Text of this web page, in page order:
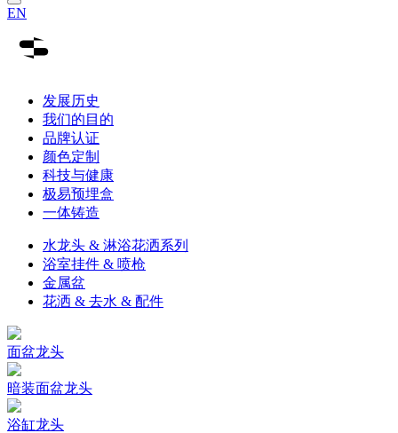
EN
发展历史
我们的目的
品牌认证
颜色定制
科技与健康
极易预埋盒
一体铸造
水龙头 & 淋浴花洒系列
浴室挂件 & 喷枪
金属盆
花洒 & 去水 & 配件
面盆龙头
暗装面盆龙头
浴缸龙头